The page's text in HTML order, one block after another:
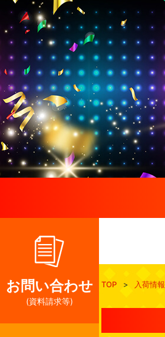
n
e
n
お問い合わせ
(資料請求等)
TOP > 入荷情報